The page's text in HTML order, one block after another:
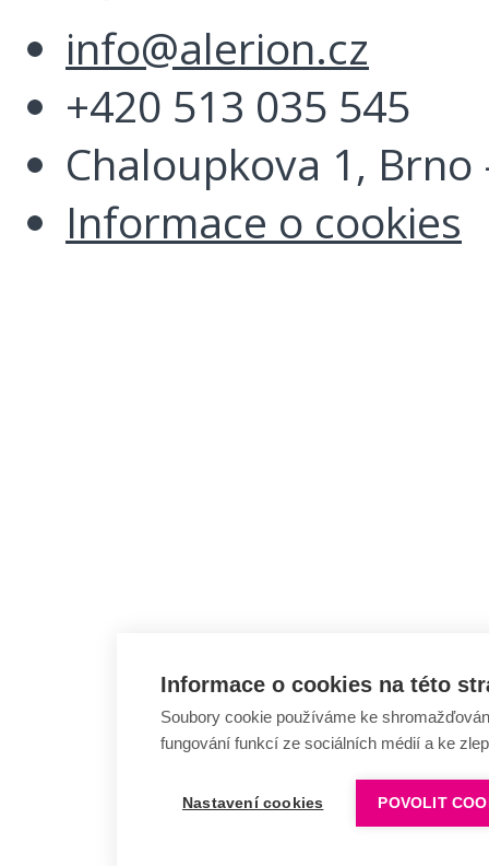
info@alerion.cz
+420 513 035 545
Chaloupkova 1,
Informace o cookies
Informace o cookies na této
Soubory cookie používáme ke
fungování funkcí ze sociálních médií a ke
Nastavení cookies POVOLIT